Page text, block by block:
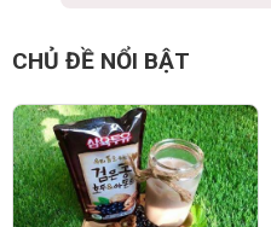
CHỦ ĐỀ NỔI BẬT